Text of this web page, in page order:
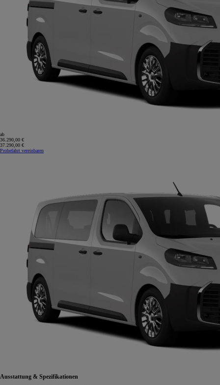
ab
36.290,00 €
37.290,00 €
Probefahrt vereinbaren
Ausstattung & Spezifikationen